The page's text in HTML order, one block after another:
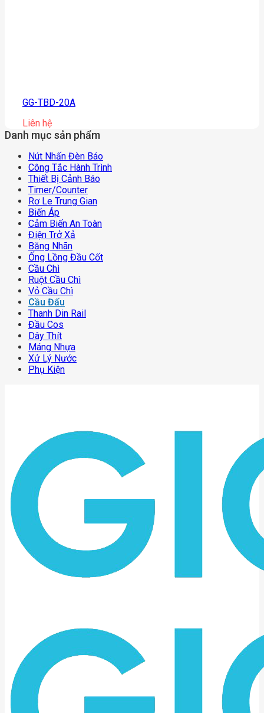
GG-TBD-20A
Liên hệ
Danh mục sản phẩm
Nút Nhấn Đèn Báo
Công Tắc Hành Trình
Thiết Bị Cảnh Báo
Timer/counter
Rơ Le Trung Gian
Biến Áp
Cảm Biến An Toàn
Điện Trở Xả
Băng Nhãn
Ống Lồng Đầu Cốt
Cầu Chì
Ruột Cầu Chì
Vỏ Cầu Chì
Cầu Đấu
Thanh Din Rail
Đầu Cos
Dây Thít
Máng Nhựa
Xử Lý Nước
Phụ Kiện